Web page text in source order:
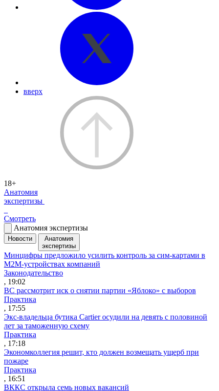
вверх
18+
Анатомия
экспертизы
Смотреть
Анатомия экспертизы
Новости
Анатомия
экспертизы
Минцифры предложило усилить контроль за сим-картами в
M2M-устройствах компаний
Законодательство
, 19:02
ВС рассмотрит иск о снятии партии «Яблоко» с выборов
Практика
, 17:55
Экс-владельца бутика Cartier осудили на девять с половиной
лет за таможенную схему
Практика
, 17:18
Экономколлегия решит, кто должен возмещать ущерб при
пожаре
Практика
, 16:51
ВККС открыла семь новых вакансий